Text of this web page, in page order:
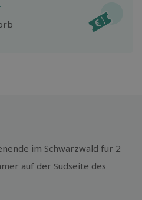
einlösbar.
im Schwarzwald für 2
auf der Südseite des